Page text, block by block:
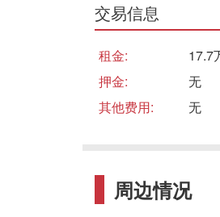
交易信息
租金: 17.7
押金:
无
其他费用:
无
周边情况